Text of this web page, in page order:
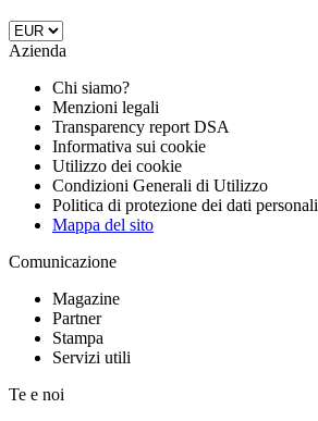
Azienda
Chi siamo?
Menzioni legali
Transparency report DSA
Informativa sui cookie
Utilizzo dei cookie
Condizioni Generali di Utilizzo
Politica di protezione dei dati personali
Mappa del sito
Comunicazione
Magazine
Partner
Stampa
Servizi utili
Te e noi